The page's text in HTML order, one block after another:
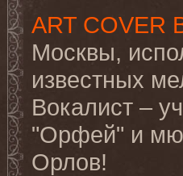
ART COVER
Москвы,
известных
Вокалист –
"Орфей" и
Орлов!